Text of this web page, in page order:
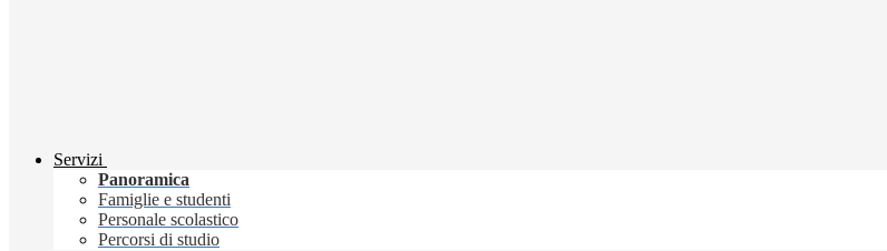
Servizi
Panoramica
Famiglie e studenti
Personale scolastico
Percorsi di studio